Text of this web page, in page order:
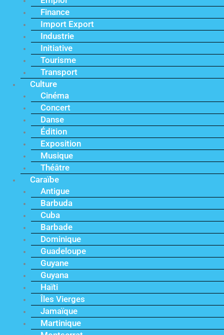
Finance
Import Export
Industrie
Initiative
Tourisme
Transport
Culture
Cinéma
Concert
Danse
Édition
Exposition
Musique
Théâtre
Caraïbe
Antigue
Barbuda
Cuba
Barbade
Dominique
Guadeloupe
Guyane
Guyana
Haïti
Îles Vierges
Jamaïque
Martinique